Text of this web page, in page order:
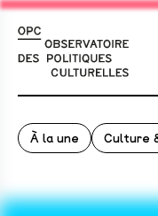
À la une Culture